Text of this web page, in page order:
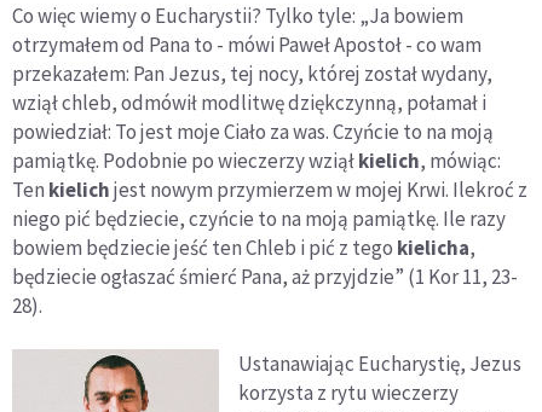
Co więc wiemy o Eucharystii? Tylko tyle: „Ja bowiem
otrzymałem od Pana to - mówi Paweł Apostoł - co wam
przekazałem: Pan Jezus, tej nocy, której został wydany,
wziął chleb, odmówił modlitwę dziękczynną, połamał i
powiedział: To jest moje Ciało za was. Czyńcie to na moją
pamiątkę. Podobnie po wieczerzy wziąłkielich, mówiąc:
Ten kielichjest nowym przymierzem w mojej Krwi. Ilekroć z
niego pić będziecie, czyńcie to na moją pamiątkę. Ile razy
bowiem będziecie jeść ten Chleb i pić z tego kielicha,
będziecie ogłaszać śmierć Pana, aż przyjdzie” (1 Kor 11, 23-
28).
Ustanawiając Eucharystię, Jezus
korzysta z rytu wieczerzy